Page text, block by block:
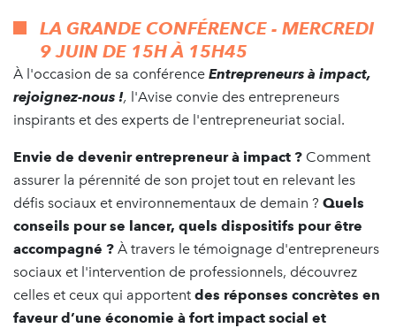
LA GRANDE CONFÉRENCE - MERCREDI
9 JUIN DE 15H À 15H45
À l'occasion de sa conférence Entrepreneurs à impact,
rejoignez-nous !, l'Avise convie des entrepreneurs
inspirants et des experts de l'entrepreneuriat social.
Envie de devenir entrepreneur à impact ? Comment
assurer la pérennité de son projet tout en relevant les
défis sociaux et environnementaux de demain ? Quels
conseils pour se lancer, quels dispositifs pour être
accompagné ? À travers le témoignage d'entrepreneurs
sociaux et l'intervention de professionnels, découvrez
celles et ceux qui apportent des réponses concrètes en
faveur d’une économie à fort impact social et